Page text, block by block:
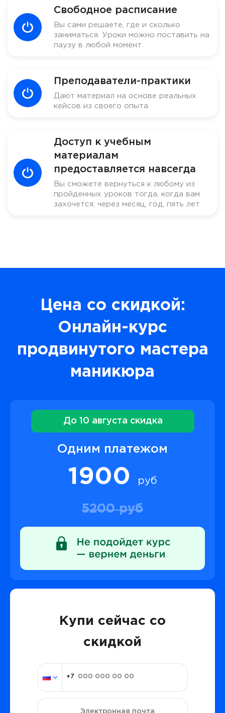
Свободное расписание
Вы сами решаете, где и сколько
заниматься. Уроки можно поставить на
паузу в любой момент
Преподаватели-практики
Дают материал на основе реальных
кейсов из своего опыта
Доступ к учебным
материалам
предоставляется навсегда
Вы сможете вернуться к любому из
пройденных уроков тогда, когда вам
захочется: через месяц, год, пять лет
Цена со скидкой:
Онлайн-курс
продвинутого мастера
маникюра
До 10 августа скидка
Одним платежом
1900 руб
5200 руб
Купи сейчас со
скидкой